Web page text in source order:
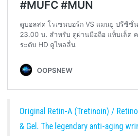
Original Retin-A (Tretinoin) /
& Gel. The legendary anti-aging